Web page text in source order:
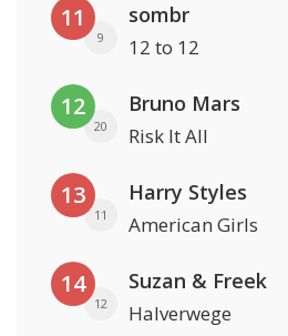
11
9
sombr
12 to 12
12
20
Bruno Mars
Risk It All
13
11
Harry Styles
American Girls
14
12
Suzan & Freek
Halverwege